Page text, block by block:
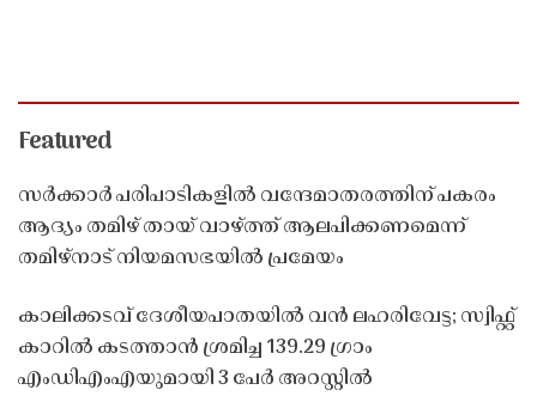
Featured
സർക്കാർ പരിപാടികളിൽ വന്ദേമാതരത്തിന് പകരം
ആദ്യം തമിഴ് തായ് വാഴ്ത്ത് ആലപിക്കണമെന്ന്
തമിഴ്നാട് നിയമസഭയിൽ പ്രമേയം
കാലിക്കടവ് ദേശീയപാതയിൽ വൻ ലഹരിവേട്ട; സ്വിഫ്റ്റ്
കാറിൽ കടത്താൻ ശ്രമിച്ച 139.29 ഗ്രാം
എംഡിഎംഎയുമായി 3 പേർ അറസ്റ്റിൽ